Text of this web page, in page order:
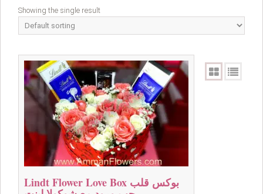
Showing the single result
Lindt Flower Love Box بوكس قلب